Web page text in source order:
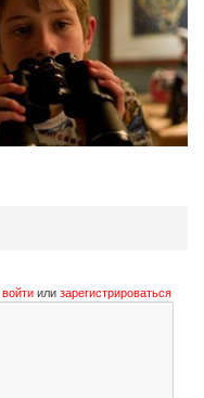
войти или зарегистрироваться